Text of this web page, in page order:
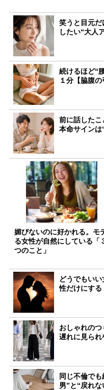
笑うと目元
したい“大人
続けるほど“
１分【脇腹
前に話した
本命サインは
媚びないのに好かれる。モ
る女性が自然にしている「
つのこと」
どうでもい
性だけにする
おしゃれの
遅れに見ら
同じ不倫で
男”と“戻れ